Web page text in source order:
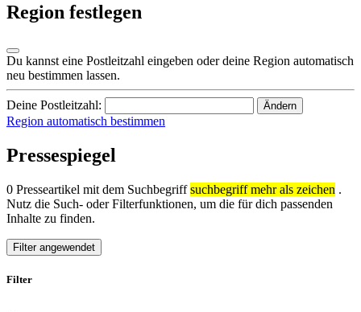
Region festlegen
Du kannst eine Postleitzahl eingeben oder deine Region automatisch
neu bestimmen lassen.
Deine Postleitzahl: Ändern
Region automatisch bestimmen
Pressespiegel
0 Presseartikel mit dem Suchbegriffsuchbegriff mehr als zeichen .
Nutz die Such- oder Filterfunktionen, um die für dich passenden
Inhalte zu finden.
Filter angewendet
Filter